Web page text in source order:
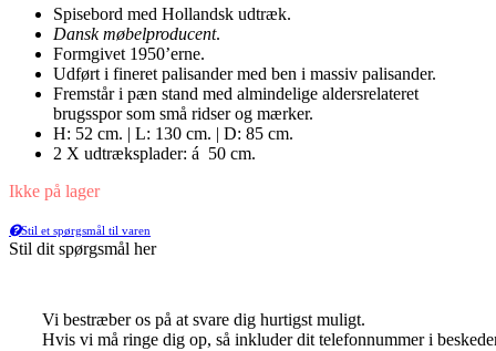
Spisebord med Hollandsk udtræk.
Dansk møbelproducent.
Formgivet 1950’erne.
Udført i fineret palisander med ben i massiv palisander.
Fremstår i pæn stand med almindelige aldersrelateret
brugsspor som små ridser og mærker.
H: 52 cm. | L: 130 cm. | D: 85 cm.
2 X udtræksplader: á 50 cm.
Ikke på lager
Stil et spørgsmål til varen
Stil dit spørgsmål her
Vi bestræber os på at svare dig hurtigst muligt.
Hvis vi må ringe dig op, så inkluder dit telefonnummer i